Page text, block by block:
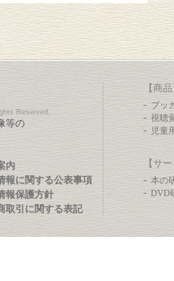
Reserved.
等の
内
報に関する公表事項
報保護方針
取引に関する表記
【商
ブッ
視聴
児童
【サ
本の
DVD